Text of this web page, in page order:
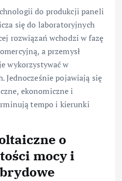
do produkcji paneli
się do laboratoryjnych
rozwiązań wchodzi w fazę
a przemysł
wykorzystywać w
Jednocześnie pojawiają się
ekonomiczne i
tempo i kierunki
o
mocy i